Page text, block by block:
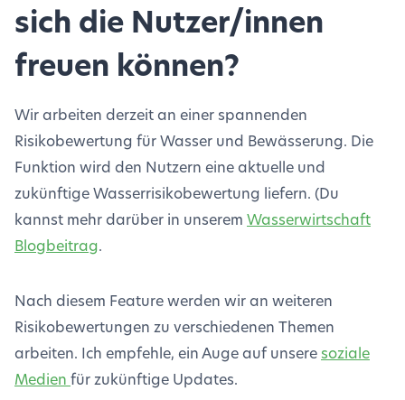
sich die Nutzer/innen
freuen können?
Wir arbeiten derzeit an einer spannenden
Risikobewertung für Wasser und Bewässerung. Die
Funktion wird den Nutzern eine aktuelle und
zukünftige Wasserrisikobewertung liefern. (Du
kannst mehr darüber in unserem Wasserwirtschaft
Blogbeitrag.
Nach diesem Feature werden wir an weiteren
Risikobewertungen zu verschiedenen Themen
arbeiten. Ich empfehle, ein Auge auf unsere soziale
Medien für zukünftige Updates.